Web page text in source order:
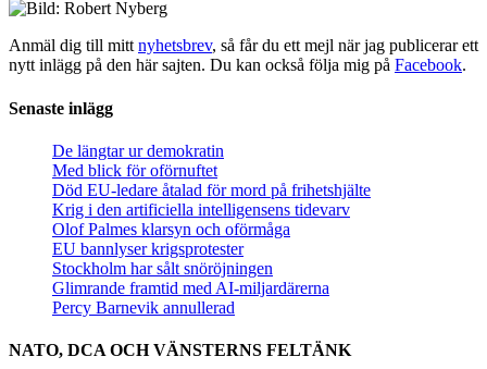
Anmäl dig till mitt nyhetsbrev, så får du ett mejl när jag publicerar ett
nytt inlägg på den här sajten. Du kan också följa mig på Facebook.
Senaste inlägg
De längtar ur demokratin
Med blick för oförnuftet
Död EU-ledare åtalad för mord på frihetshjälte
Krig i den artificiella intelligensens tidevarv
Olof Palmes klarsyn och oförmåga
EU bannlyser krigsprotester
Stockholm har sålt snöröjningen
Glimrande framtid med AI-miljardärerna
Percy Barnevik annullerad
NATO, DCA OCH VÄNSTERNS FELTÄNK